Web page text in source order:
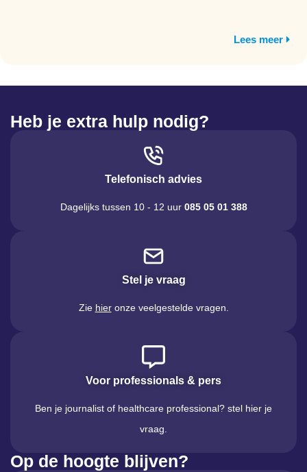
Lees meer
Heb je extra hulp nodig?
Telefonisch advies
Dagelijks tussen 10 - 12 uur 085 05 01 388
Stel je vraag
Zie hieronze veelgestelde vragen.
Voor professionals & pers
Ben je journalist of healthcare professional? stel hier je
vraag.
Op de hoogte blijven?